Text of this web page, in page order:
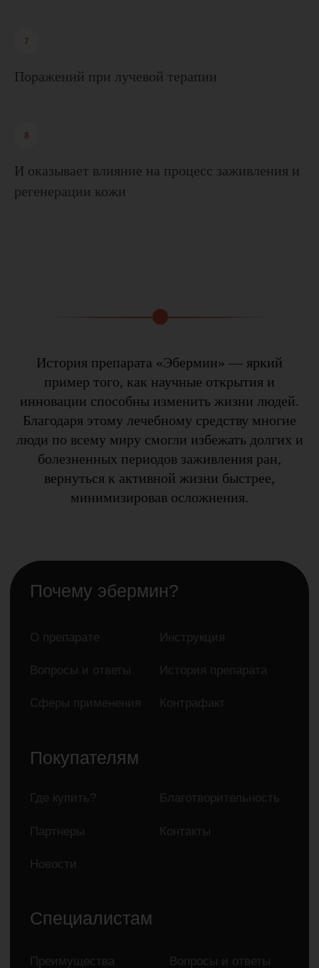
Поражений при лучевой терапии
И оказывает влияние на процесс заживления и
регенерации кожи
История препарата «Эбермин» — яркий
пример того, как научные открытия и
инновации способны изменить жизни людей.
Благодаря этому лечебному средству многие
люди по всему миру смогли избежать долгих и
болезненных периодов заживления ран,
вернуться к активной жизни быстрее,
минимизировав осложнения.